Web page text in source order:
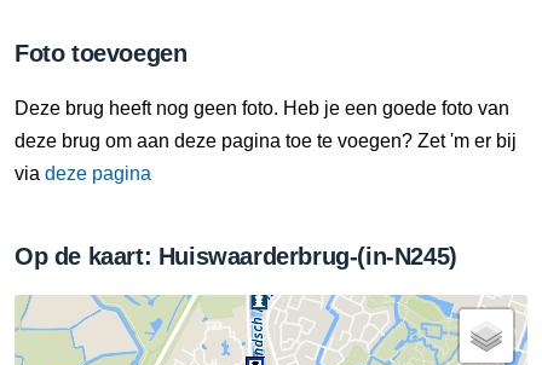
Foto toevoegen
Deze brug heeft nog geen foto. Heb je een goede foto van
deze brug om aan deze pagina toe te voegen? Zet 'm er bij
via deze pagina
Op de kaart: Huiswaarderbrug-(in-N245)